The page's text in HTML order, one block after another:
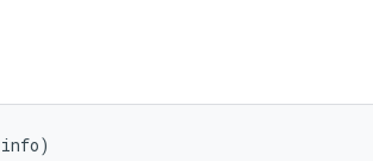
info)